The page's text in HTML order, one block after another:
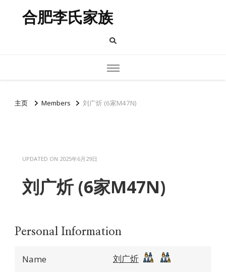
合肥李氏家族
主页 Members 刘广炘 (6家M47N)
UPDATED ON 2025年6月29日
刘广炘 (6家M47N)
Personal Information
Name 刘广炘